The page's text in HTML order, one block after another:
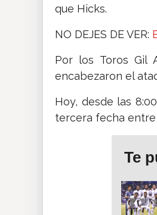
que Hicks.
NO DEJES DE VER:
Por los Toros Gil
encabezaron el
Hoy, desde las
tercera fecha entre
Te